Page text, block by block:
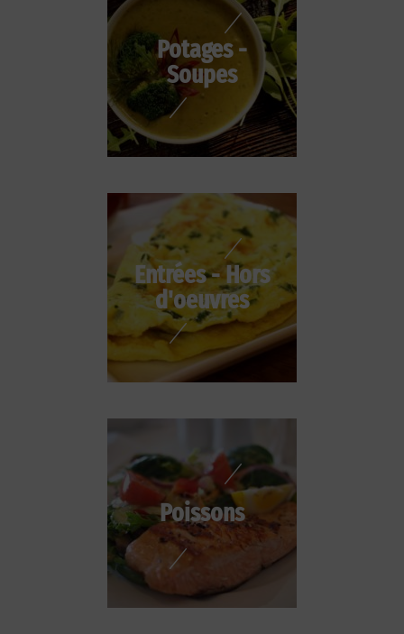
Potages -
Soupes
Entrées - Hors
d'oeuvres
Poissons